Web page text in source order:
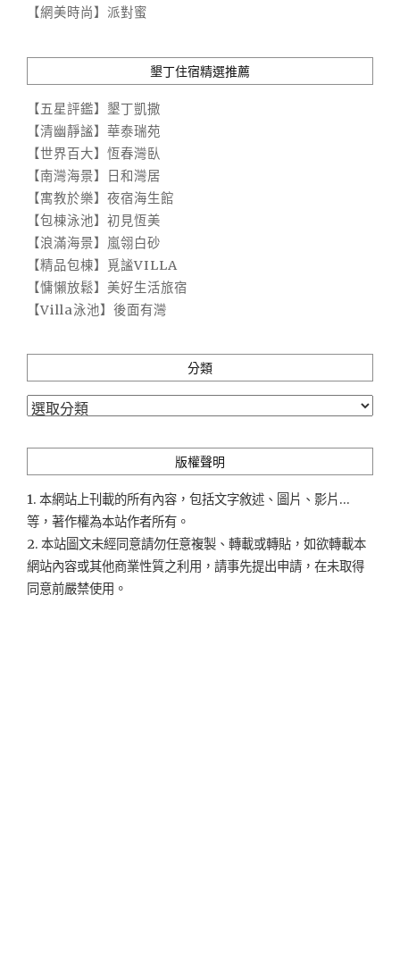
【網美時尚】派對蜜
墾丁住宿精選推薦
【五星評鑑】墾丁凱撒
【清幽靜謐】華泰瑞苑
【世界百大】恆春灣臥
【南灣海景】日和灣居
【寓教於樂】夜宿海生館
【包棟泳池】初見恆美
【浪滿海景】嵐翎白砂
【精品包棟】覓謐VILLA
【慵懶放鬆】美好生活旅宿
【Villa泳池】後面有灣
分類
分
版權聲明
1. 本網站上刊載的所有內容，包括文字敘述、圖片、影片...
等，著作權為本站作者所有。
2. 本站圖文未經同意請勿任意複製、轉載或轉貼，如欲轉載本
網站內容或其他商業性質之利用，請事先提出申請，在未取得
同意前嚴禁使用。